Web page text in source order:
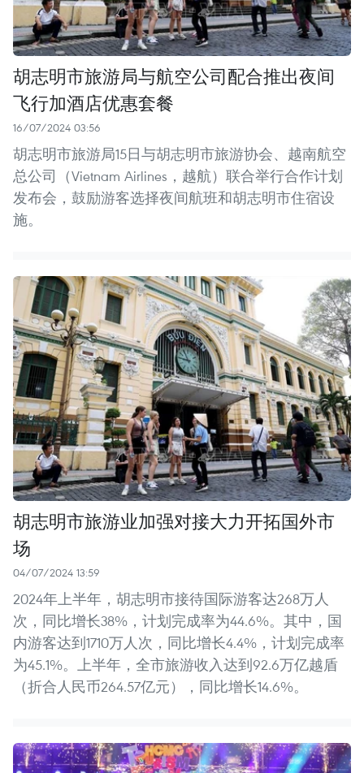
胡志明市旅游局与航空公司配合推出夜间
飞行加酒店优惠套餐
16/07/2024 03:56
胡志明市旅游局15日与胡志明市旅游协会、越南航空
总公司（Vietnam Airlines，越航）联合举行合作计划
发布会，鼓励游客选择夜间航班和胡志明市住宿设
施。
胡志明市旅游业加强对接大力开拓国外市
场
04/07/2024 13:59
2024年上半年，胡志明市接待国际游客达268万人
次，同比增长38%，计划完成率为44.6%。其中，国
内游客达到1710万人次，同比增长4.4%，计划完成率
为45.1%。上半年，全市旅游收入达到92.6万亿越盾
（折合人民币264.57亿元），同比增长14.6%。